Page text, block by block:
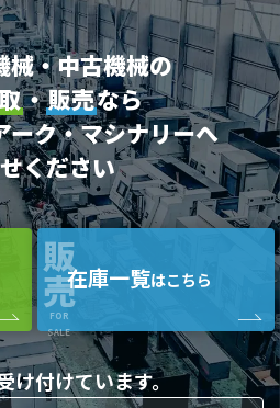
械・中古機械の
・販売なら
ーク・マシナリーへ
ください
販
売
FOR
SALE
在庫一覧はこちら
け付けています。